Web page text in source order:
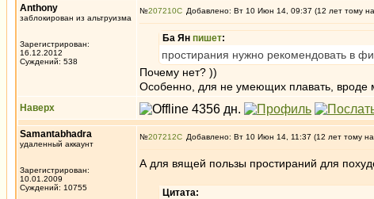
Anthony
заблокирован из альтруизма
Зарегистрирован:
16.12.2012
Суждений: 538
№207210 Добавлено: Вт 10 Июн 14, 09:37 (12 лет тому
Ба Ян пишет:
простирания нужно рекомендовать в
Почему нет? ))
Особенно, для не умеющих плавать, вроде
Наверх
Samantabhadra
удаленный аккаунт
Зарегистрирован:
10.01.2009
Суждений: 10755
№207212 Добавлено: Вт 10 Июн 14, 11:37 (12 лет тому
А для вящей пользы простираний для
Цитата: